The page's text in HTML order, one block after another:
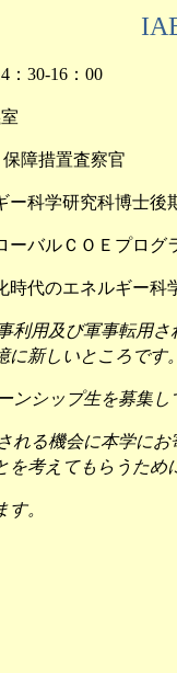
： 30-16 ： 00
保障措置査察官
士後期課程
バルＣＯＥプログ
ルギー科学
利用及び軍事転用
新しいところです。
ンシップ生を募集
る機会に本学にお
考えてもらうため
。